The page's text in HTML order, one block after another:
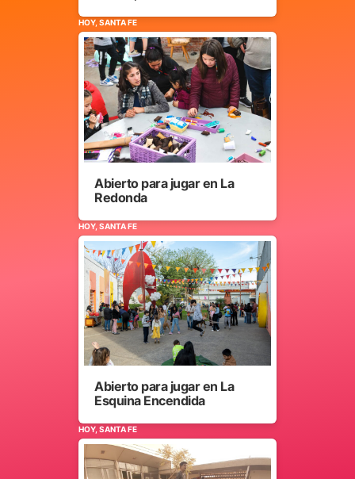
HOY, SANTA FE
Abierto para jugar en La
Redonda
HOY, SANTA FE
Abierto para jugar en La
Esquina Encendida
HOY, SANTA FE